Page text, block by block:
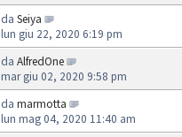
da Seiya
lun giu 22, 2020 6:19 pm
da AlfredOne
mar giu 02, 2020 9:58 pm
da marmotta
lun mag 04, 2020 11:40 am